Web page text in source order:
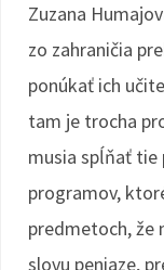
Zuzana
zo zahraničia
ponúkať ich
tam je trocha
musia spĺňať tie
programov,
predmetoch, že
slovu peniaze,